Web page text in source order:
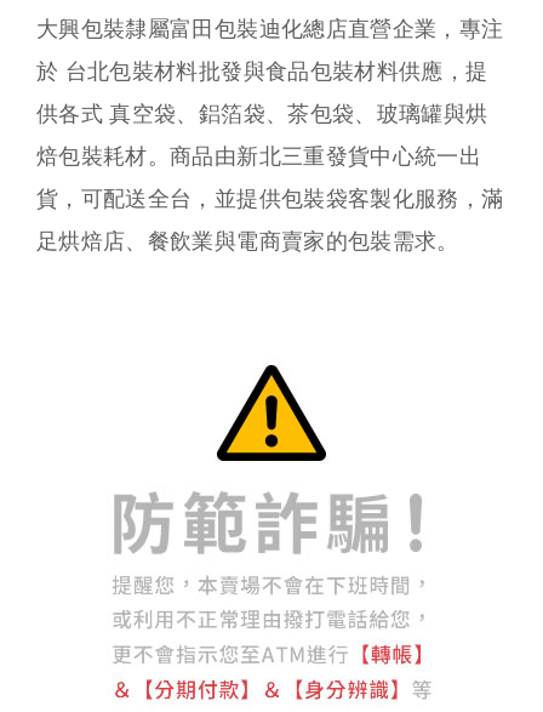
大興包裝隸屬富田包裝迪化總店直營企業，專注
於 台北包裝材料批發與食品包裝材料供應，提
供各式 真空袋、鋁箔袋、茶包袋、玻璃罐與烘
焙包裝耗材。商品由新北三重發貨中心統一出
貨，可配送全台，並提供包裝袋客製化服務，滿
足烘焙店、餐飲業與電商賣家的包裝需求。